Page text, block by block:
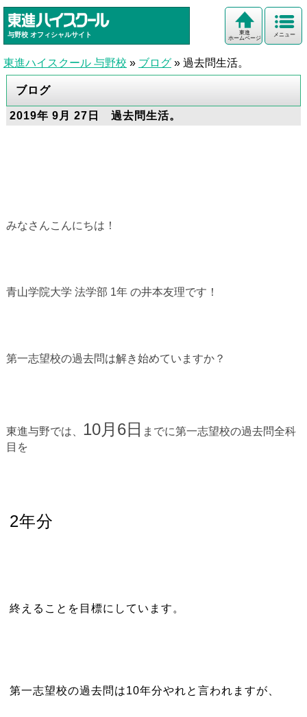
与野校 オフィシャルサイト メニュー
東進
ホームページ
東進ハイスクール 与野校 » ブログ » 過去問生活。
ブログ
2019年 9月 27日 過去問生活。
みなさんこんにちは！
青山学院大学 法学部 1年 の井本友理です！
第一志望校の過去問は解き始めていますか？
東進与野では、 10月6日 までに第一志望校の過去問全科
目を
2年分
終えることを目標にしています。
第一志望校の過去問は10年分やれと言われますが、